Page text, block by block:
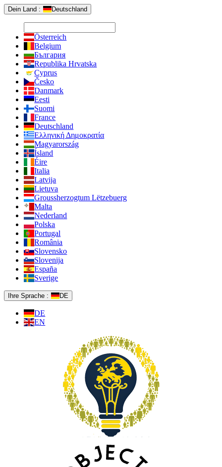
Dein Land : Deutschland
Österreich
Belgium
България
Republika Hrvatska
Cyprus
Česko
Danmark
Eesti
Suomi
France
Deutschland
Ελληνική Δημοκρατία
Magyarország
Ísland
Éire
Italia
Latvija
Lietuva
Groussherzogtum Lëtzebuerg
Malta
Nederland
Polska
Portugal
România
Slovensko
Slovenija
España
Sverige
Ihre Sprache : DE
DE
EN